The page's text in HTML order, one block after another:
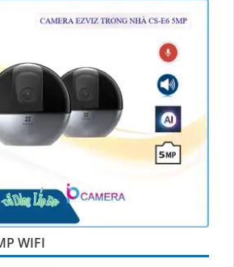
WIFI